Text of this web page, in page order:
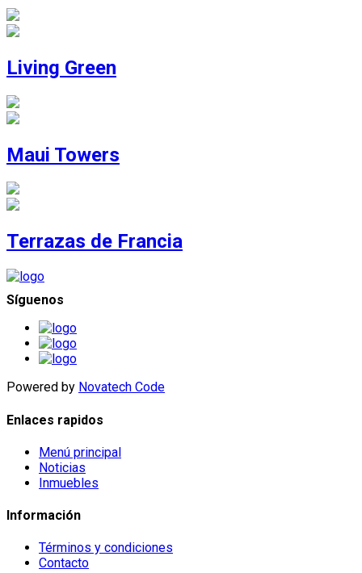
Living Green
Maui Towers
Terrazas de Francia
Síguenos
Powered by Novatech Code
Enlaces rapidos
Menú principal
Noticias
Inmuebles
Información
Términos y condiciones
Contacto